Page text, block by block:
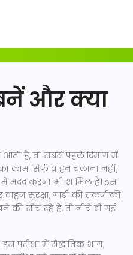
और क्या
आती है, तो सबसे पहले दिमाग में
काम सिर्फ वाहन चलाना नहीं,
मदद करना भी शामिल है। इस
वाहन सुरक्षा, गाड़ी की तकनीकी
सोच रहे हैं, तो नीचे दी गई
इस परीक्षा में सैद्धांतिक भाग,